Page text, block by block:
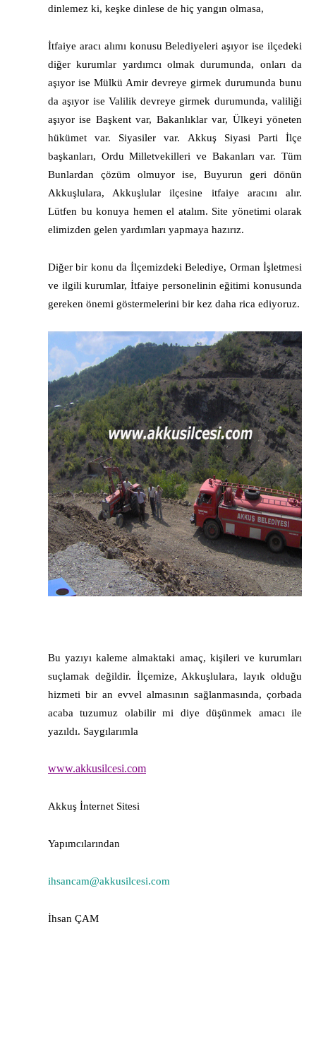
dinlemez ki, keşke dinlese de hiç yangın olmasa,
İtfaiye aracı alımı konusu Belediyeleri aşıyor ise ilçedeki
diğer kurumlar yardımcı olmak durumunda, onları da
aşıyor ise Mülkü Amir devreye girmek durumunda bunu
da aşıyor ise Valilik devreye girmek durumunda, valiliği
aşıyor ise Başkent var, Bakanlıklar var, Ülkeyi yöneten
hükümet var. Siyasiler var. Akkuş Siyasi Parti İlçe
başkanları, Ordu Milletvekilleri ve Bakanları var. Tüm
Bunlardan çözüm olmuyor ise, Buyurun geri dönün
Akkuşlulara, Akkuşlular ilçesine itfaiye aracını alır.
Lütfen bu konuya hemen el atalım. Site yönetimi olarak
elimizden gelen yardımları yapmaya hazırız.
Diğer bir konu da İlçemizdeki Belediye, Orman İşletmesi
ve ilgili kurumlar, İtfaiye personelinin eğitimi konusunda
gereken önemi göstermelerini bir kez daha rica ediyoruz.
Bu yazıyı kaleme almaktaki amaç, kişileri ve kurumları
suçlamak değildir. İlçemize, Akkuşlulara, layık olduğu
hizmeti bir an evvel almasının sağlanmasında, çorbada
acaba tuzumuz olabilir mi diye düşünmek amacı ile
yazıldı. Saygılarımla
www.akkusilcesi.com
Akkuş İnternet Sitesi
Yapımcılarından
ihsancam@akkusilcesi.com
İhsan ÇAM